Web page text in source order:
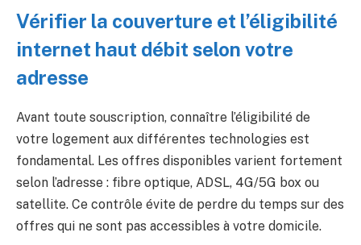
Vérifier la couverture et l’éligibilité
internet haut débit selon votre
adresse
Avant toute souscription, connaître l’éligibilité de
votre logement aux différentes technologies est
fondamental. Les offres disponibles varient fortement
selon l’adresse : fibre optique, ADSL, 4G/5G box ou
satellite. Ce contrôle évite de perdre du temps sur des
offres qui ne sont pas accessibles à votre domicile.